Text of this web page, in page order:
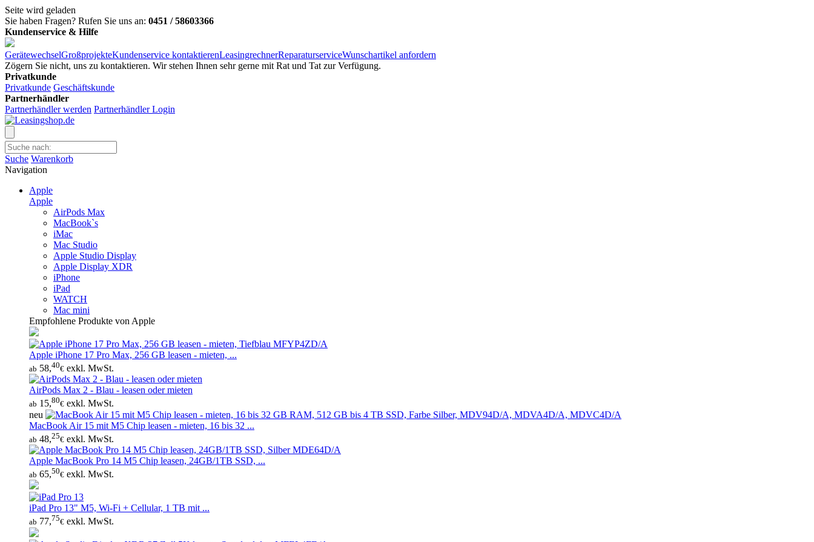
Seite wird geladen
Sie haben Fragen? Rufen Sie uns an: 0451 / 58603366
Kundenservice & Hilfe
GerätewechselGroßprojekteKundenservice kontaktierenLeasingrechnerReparaturserviceWunschartikel anfordern
Zögern Sie nicht, uns zu kontaktieren. Wir stehen Ihnen sehr gerne mit Rat und Tat zur Verfügung.
Privatkunde
Privatkunde Geschäftskunde
Partnerhändler
Partnerhändler werden Partnerhändler Login
Suche Warenkorb
Navigation
Apple
Apple
AirPods Max
MacBook`s
iMac
Mac Studio
Apple Studio Display
Apple Display XDR
iPhone
iPad
WATCH
Mac mini
Empfohlene Produkte von Apple
Apple iPhone 17 Pro Max, 256 GB leasen - mieten, ...
ab 58,40€ exkl. MwSt.
AirPods Max 2 - Blau - leasen oder mieten
ab 15,80€ exkl. MwSt.
neu
MacBook Air 15 mit M5 Chip leasen - mieten, 16 bis 32 ...
ab 48,25€ exkl. MwSt.
Apple MacBook Pro 14 M5 Chip leasen, 24GB/1TB SSD, ...
ab 65,50€ exkl. MwSt.
iPad Pro 13" M5, Wi‑Fi + Cellular, 1 TB mit ...
ab 77,75€ exkl. MwSt.